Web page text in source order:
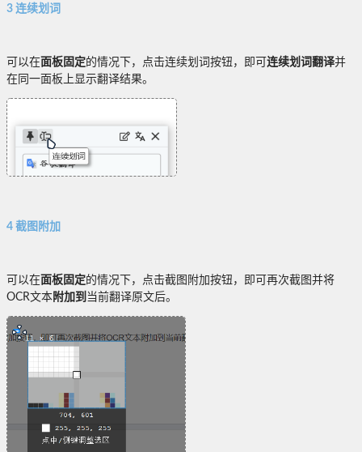
3 连续划词
可以在面板固定的情况下，点击连续划词按钮，即可 连续划词翻译并
在同一面板上显示翻译结果。
4 截图附加
可以在面板固定的情况下，点击截图附加按钮，即可再次截图并将
OCR文本附加到 当前翻译原文后。